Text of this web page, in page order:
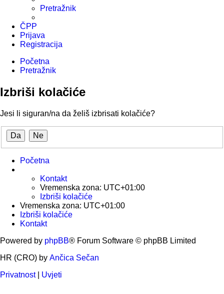
Pretražnik
ČPP
Prijava
Registracija
Početna
Pretražnik
Izbriši kolačiće
Jesi li siguran/na da želiš izbrisati kolačiće?
Početna
Kontakt
Vremenska zona: UTC+01:00
Izbriši kolačiće
Vremenska zona: UTC+01:00
Izbriši kolačiće
Kontakt
Powered by phpBB® Forum Software © phpBB Limited
HR (CRO) by Ančica Sečan
Privatnost| Uvjeti